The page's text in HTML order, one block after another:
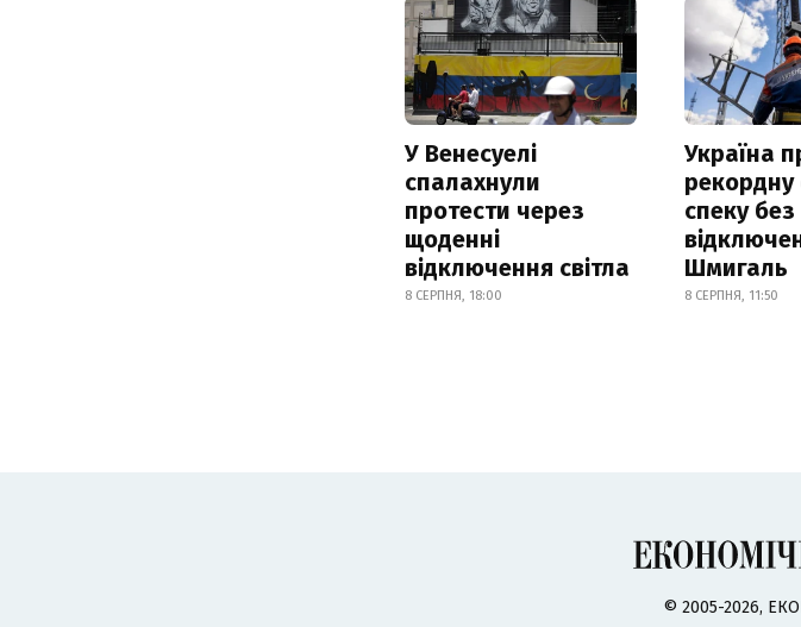
У Венесуелі
спалахнули
протести через
щоденні
відключення світла
8 СЕРПНЯ, 18:00
Україна
рекордну
спеку без
Шмигаль
8 СЕРПНЯ, 11:50
© 2005-2026,